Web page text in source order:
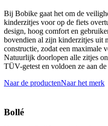
Bij Bobike gaat het om de
kinderzitjes voor op de fiets
design, hoog comfort en
bovendien al zijn kinderzitjes uit
constructie, zodat een maximale
Natuurlijk doorlopen alle zitjes
TÜV-getest en voldoen ze aan
Naar de productenNaar het merk
Bollé